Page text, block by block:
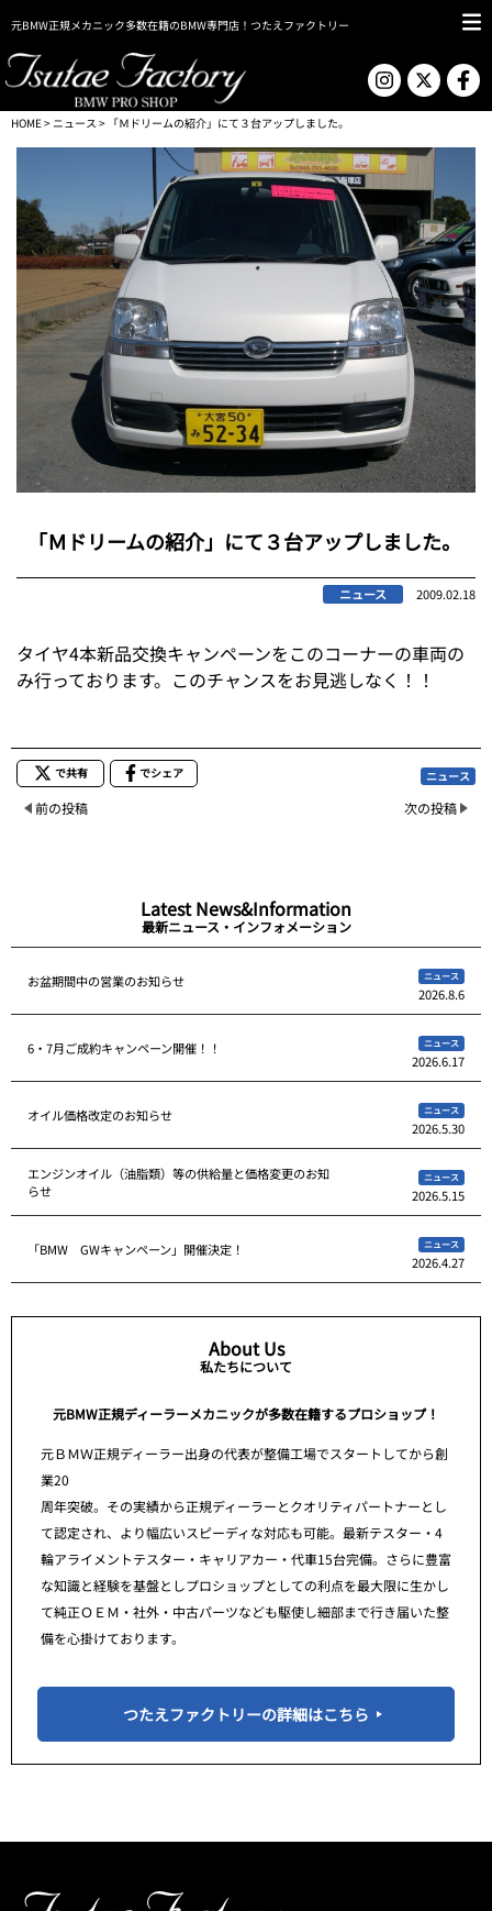
元BMW正規メカニック多数在籍のBMW専門店！つたえファクトリー
HOME> ニュース > 「Ｍドリームの紹介」にて３台アップしました。
「Ｍドリームの紹介」にて３台アップしました。
ニュース 2009.02.18
タイヤ4本新品交換キャンペーンをこのコーナーの車両の
み行っております。このチャンスをお見逃しなく！！
で共有 でシェア ニュース
前の投稿 次の投稿
Latest News&Information
最新ニュース・インフォメーション
お盆期間中の営業のお知らせ ニュース
2026.8.6
6・7月ご成約キャンペーン開催！！ ニュース
2026.6.17
オイル価格改定のお知らせ ニュース
2026.5.30
エンジンオイル（油脂類）等の供給量と価格変更のお知
らせ
ニュース
2026.5.15
「BMW GWキャンペーン」開催決定！ ニュース
2026.4.27
About Us
私たちについて
元BMW正規ディーラーメカニックが多数在籍するプロショップ！
元ＢＭＷ正規ディーラー出身の代表が整備工場でスタートしてから創
業20
周年突破。その実績から正規ディーラーとクオリティパートナーとし
て認定され、より幅広いスピーディな対応も可能。最新テスター・4
輪アライメントテスター・キャリアカー・代車15台完備。さらに豊富
な知識と経験を基盤としプロショップとしての利点を最大限に生かし
て純正ＯＥＭ・社外・中古パーツなども駆使し細部まで行き届いた整
備を心掛けております。
つたえファクトリーの詳細はこちら